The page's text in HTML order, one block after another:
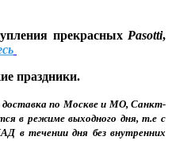
прекрасных Pasotti,
праздники.
доставка по Москве и МО, Санкт-
в режиме выходного дня, т.е с
в течении дня без внутренних